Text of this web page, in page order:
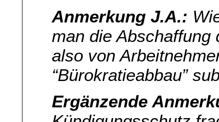
Anmerkung J.A.:
man die Abschaffung
also von
“Bürokratieabbau”
Ergänzende